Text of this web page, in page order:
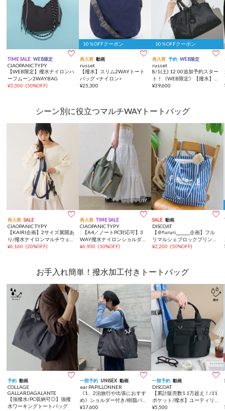
TIME SALE WEB限定 
CIAOPANIC TYPY
【WEB限定】撥水ナイロンハ
ーフムーン2WAYBAG
¥3,300 (50%OFF)
10％OFFクーポン
再入荷 動画 
russet
【撥水】スリム2WAYトート
バッグ <ナイロン>
¥25,300
10％OFFクーポン
再入荷 予約 WEB限定 
russet
8/1(土) 12:00追加予約スター
ト！《WEB限定》【撥水】ク
ラウズナイロン2WAYボスト
¥39,600
シーン別に役立つマルチWAYトートバッグ
再入荷 SALE 
CIAOPANIC TYPY
【KAIRI企画】2サイズ展開あ
り/撥水ナイロンマルチウェイ
BAG
¥6,160 (20%OFF)
再入荷 TIME SALE 
CIAOPANIC TYPY
: 【A4／ノートPC対応可】3
WAY撥水ナイロンショルダー
BAG
¥6,930 (10%OFF)
SALE 動画 
DISCOAT
【＠fururi_______企画】フル
リマルシェブロックプリント
トートバッグ《WEB限定カラ
¥2,200 (50%OFF)
お手入れ簡単！撥水加工付きトートバッグ
予約 動画 
COLLAGE
GALLARDAGALANTE
【強撥水/PC収納可◎】強撥
水ワーキングトートバッグ
一部予約 UNISEX 動画 
ear PAPILLONNER
《1、2泊旅行や出張におすす
め》ショルダー付き/樹脂パー
ツトートバッグLサイズ
¥17,600
一部予約 動画 
DISCOAT
【累計販売数1.1万超え！/11
ポケット/撥水】ユーティリテ
ィーパフィートートバッグ
¥5,500